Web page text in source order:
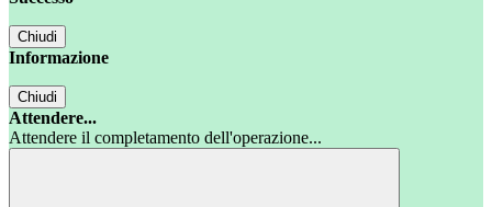
Chiudi
Informazione
Chiudi
Attendere...
Attendere il completamento dell'operazione...